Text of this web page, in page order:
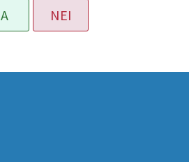
NEI